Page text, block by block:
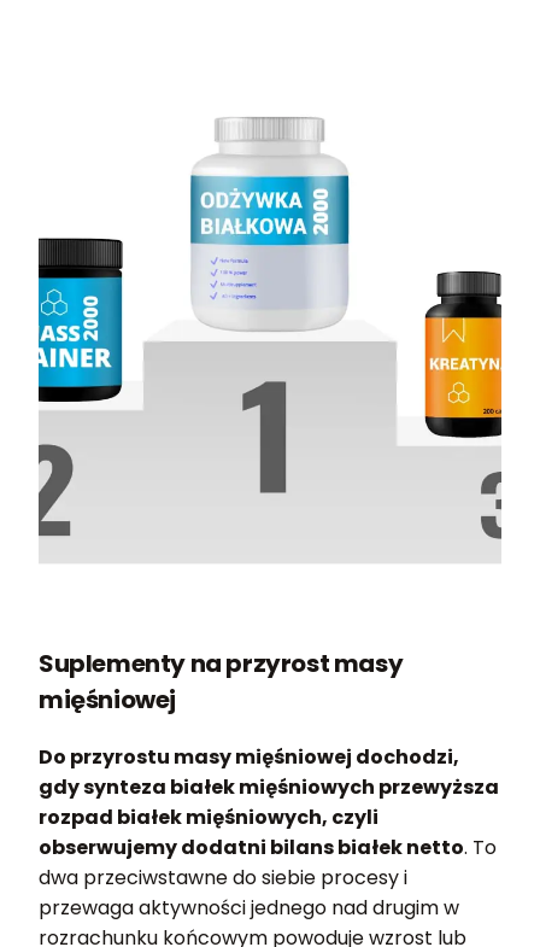
Suplementy na przyrost masy
mięśniowej
Do przyrostu masy mięśniowej dochodzi,
gdy synteza białek mięśniowych przewyższa
rozpad białek mięśniowych, czyli
obserwujemy dodatni bilans białek netto. To
dwa przeciwstawne do siebie procesy i
przewaga aktywności jednego nad drugim w
rozrachunku końcowym powoduje wzrost lub